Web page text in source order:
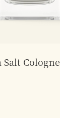
Salt Cologne